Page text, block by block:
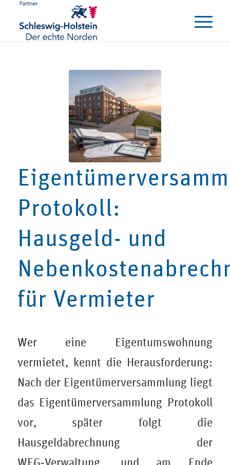
Protokoll:
Hausgeld- und
für Vermieter
Wer eine Eigentumswohnung
vermietet, kennt die Herausforderung:
Nach der Eigentümerversammlung liegt
das Eigentümerversammlung Protokoll
vor, später folgt die
Hausgeldabrechnung der